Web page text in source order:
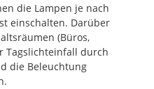
die Lampen je nach
einschalten. Darüber
(Büros,
Tagslichteinfall durch
die Beleuchtung